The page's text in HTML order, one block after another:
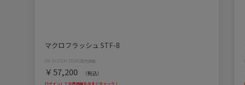
マクロフラッシュ STF-8
￥57,200 （税込）